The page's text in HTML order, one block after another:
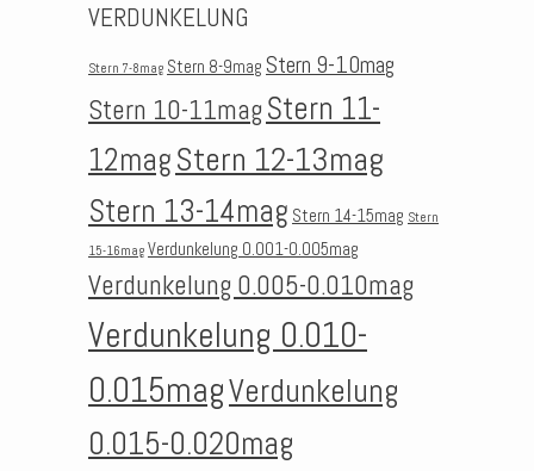
VERDUNKELUNG
Stern 7-8mag Stern 8-9mag Stern 9-10mag
Stern 10-11mag Stern 11-
12magStern 12-13mag
Stern 13-14mag Stern 14-15mag Stern
15-16mag Verdunkelung 0.001-0.005mag
Verdunkelung 0.005-0.010mag
Verdunkelung 0.010-
0.015magVerdunkelung
0.015-0.020mag